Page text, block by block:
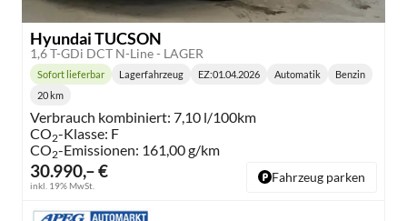
Hyundai TUCSON
1,6 T-GDi DCT N-Line - LAGER
30.990,– €
inkl. 19% MwSt.
Lieferzeit:
Sofort lieferbar Lagerfahrzeug EZ:01.04.2026
Getriebe:
Automatik
Kraftstoff:
Benzin
Kilometerstand:
20 km
Verbrauch kombiniert: 7,10 l/100km
CO2-Klasse: F
CO2-Emissionen: 161,00 g/km
Fahrzeug parken